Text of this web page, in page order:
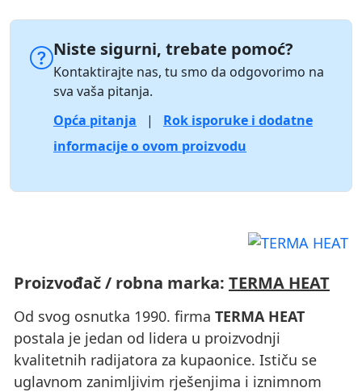
Niste sigurni, trebate pomoć?
Kontaktirajte nas, tu smo da odgovorimo na
sva vaša pitanja.
Opća pitanja
|
Rok isporuke i dodatne
informacije o ovom proizvodu
Proizvođač / robna marka: TERMA HEAT
Od svog osnutka 1990. firma TERMA HEAT
postala je jedan od lidera u proizvodnji
kvalitetnih radijatora za kupaonice. Ističu se
uglavnom zanimljivim rješenjima i iznimnom